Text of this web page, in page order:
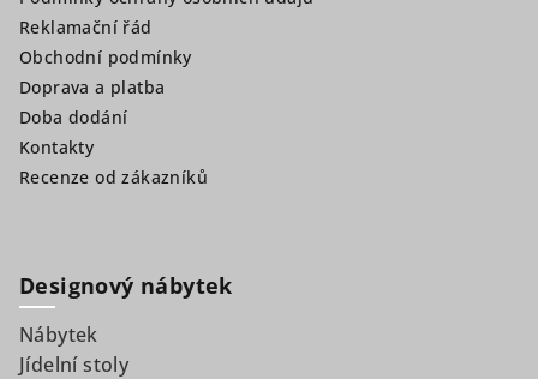
Reklamační řád
Obchodní podmínky
Doprava a platba
Doba dodání
Kontakty
Recenze od zákazníků
Designový nábytek
Nábytek
Jídelní stoly